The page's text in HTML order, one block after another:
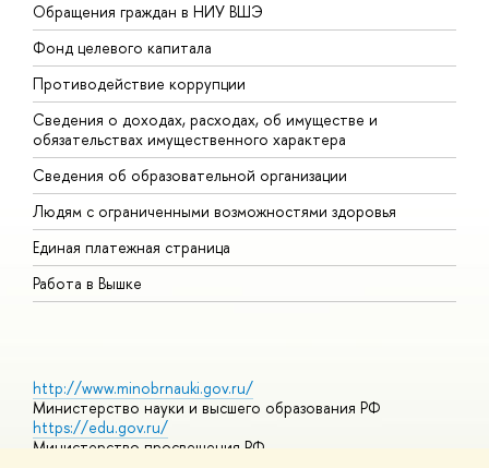
Обращения граждан в НИУ ВШЭ
Фонд целевого капитала
Противодействие коррупции
Сведения о доходах, расходах, об имуществе и
обязательствах имущественного характера
Сведения об образовательной организации
Людям с ограниченными возможностями здоровья
Единая платежная страница
Работа в Вышке
http://www.minobrnauki.gov.ru/
Министерство науки и высшего образования РФ
https://edu.gov.ru/
Министерство просвещения РФ